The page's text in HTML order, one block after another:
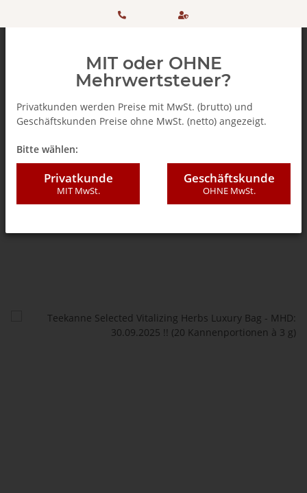
+ 49
506 98
einkaufen
SSL
MIT oder OHNE
Mehrwertsteuer?
Privatkunden werden Preise mit MwSt. (brutto) und
Geschäftskunden Preise ohne MwSt. (netto) angezeigt.
Bitte wählen:
Privatkunde
MIT MwSt.
Geschäftskunde
OHNE MwSt.